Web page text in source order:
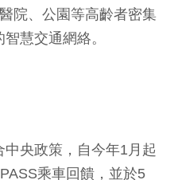
院、公園等高齡者密集
慧交通網絡。
央政策，自今年1月起
乘車回饋，並於5